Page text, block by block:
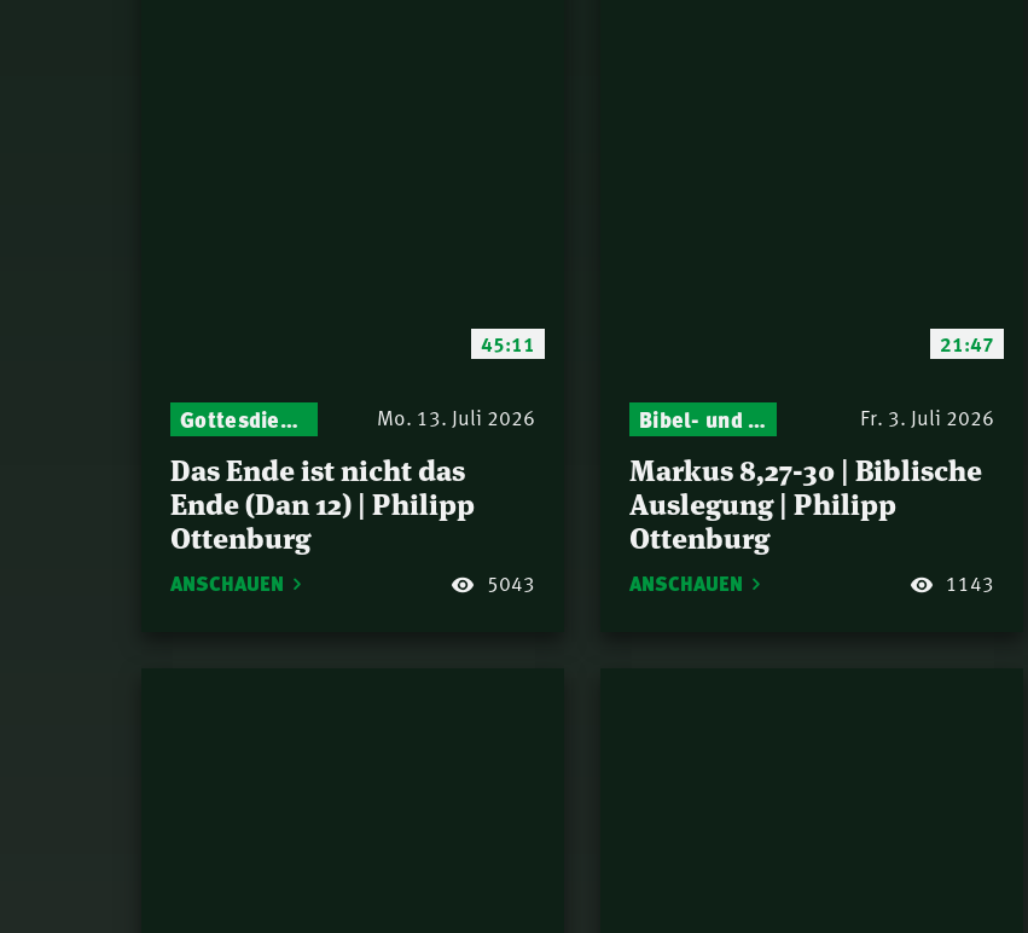
45:11
Gottesdienst-Botschaften – Jeden Sonntag neu: Aktuelle Predigten vom Mitternachtsruf Mo. 13. Juli 2026
Das Ende ist nicht das
Ende (Dan 12) | Philipp
Ottenburg
ANSCHAUEN 5043
21:47
Bibel- und Gebetsstunde – Jeden Donnerstag neu: Vers-für-Vers-Auslegungen Fr. 3. Juli 2026
Markus 8,27-30 | Biblische
Auslegung | Philipp
Ottenburg
ANSCHAUEN 1143